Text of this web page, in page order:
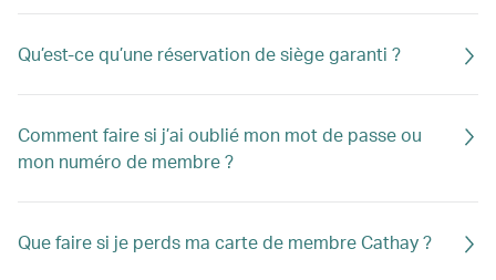
Qu’est-ce qu’une réservation de siège garanti ?
Comment faire si j’ai oublié mon mot de passe ou
mon numéro de membre ?
Que faire si je perds ma carte de membre Cathay ?